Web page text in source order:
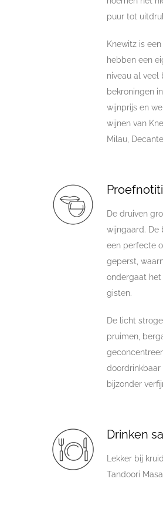
puur tot
Knewitz is
hebben een
niveau al veel
bekroningen
wijnprijs en
wijnen van
Milau,
De druiven
wijngaard. De
een perfecte
geperst,
ondergaat
gisten.
De licht
pruimen,
doordrinkbaar
bijzonder
Drinken
Lekker bij
Tandoori